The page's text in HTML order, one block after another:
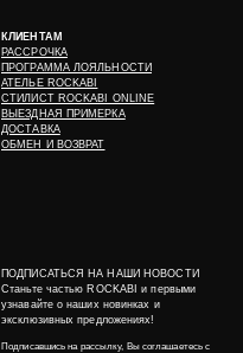
КЛИЕНТАМ
РАССРОЧКА
ПРОГРАММА ЛОЯЛЬНОСТИ
АТЕЛЬЕ ROCKABI
СТИЛИСТ ROCKABI ONLINE
ВЫЕЗДНАЯ ПРИМЕРКА
ДОСТАВКА
ОБМЕН И ВОЗВРАТ
ПОДПИСАТЬСЯ НА НАШИ НОВОСТИ
Станьте частью ROCKABI и первыми
узнавайте о наших новинках и
эксклюзивных предложениях!
Подписавшись на рассылку, Вы соглашаетесь с